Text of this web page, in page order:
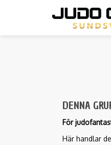
Hoppa
DENNA
För
Här handlar